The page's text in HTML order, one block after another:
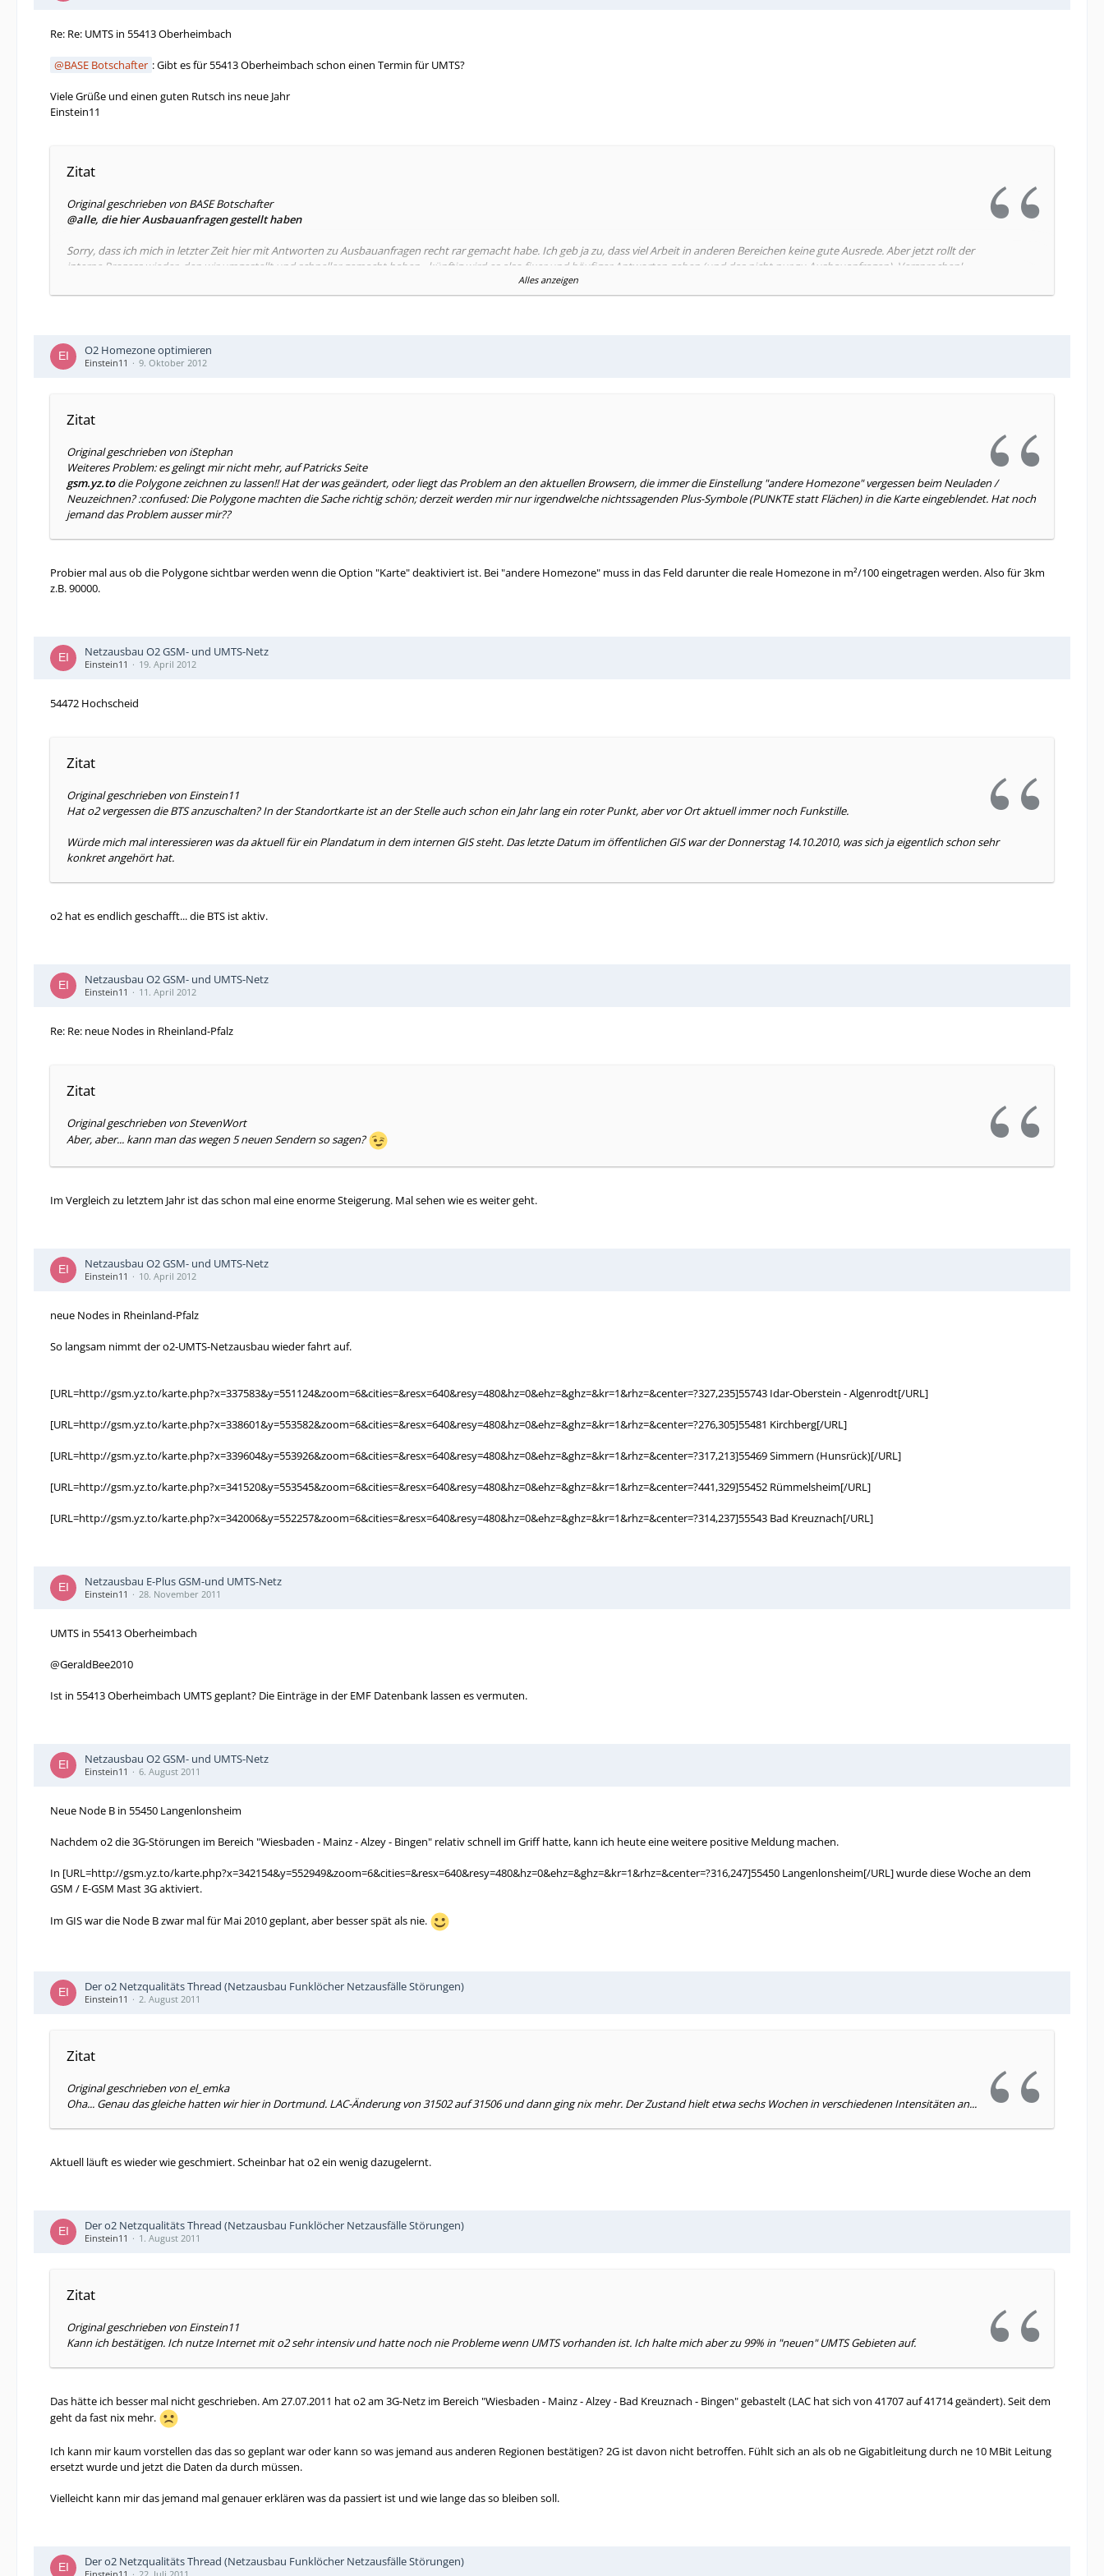
Re: Re: UMTS in 55413 Oberheimbach
BASE Botschafter : Gibt es für 55413 Oberheimbach schon einen Termin für UMTS?
Viele Grüße und einen guten Rutsch ins neue Jahr
Einstein11
Zitat
Original geschrieben von BASE Botschafter
@alle, die hier Ausbauanfragen gestellt haben
Sorry, dass ich mich in letzter Zeit hier mit Antworten zu Ausbauanfragen recht rar gemacht habe. Ich geb ja zu, dass viel Arbeit in anderen Bereichen keine gute Ausrede. Aber jetzt rollt der
interne Prozess wieder, den wir umgestellt und schneller gemacht haben - künftig wird es also fixer und häufiger Antworten geben (und das nicht nur zu Ausbauanfragen). Versprochen!
Bei dir dauert es leider noch eine Weile. Der Ausbau ist für das Jahr 2013 geplant.
Alles anzeigen
O2 Homezone optimieren
Einstein11 9. Oktober 2012
Zitat
Original geschrieben von iStephan
Weiteres Problem: es gelingt mir nicht mehr, auf Patricks Seite
gsm.yz.todie Polygone zeichnen zu lassen!! Hat der was geändert, oder liegt das Problem an den aktuellen Browsern, die immer die Einstellung "andere Homezone" vergessen beim Neuladen /
Neuzeichnen? :confused: Die Polygone machten die Sache richtig schön; derzeit werden mir nur irgendwelche nichtssagenden Plus-Symbole (PUNKTE statt Flächen) in die Karte eingeblendet. Hat noch
jemand das Problem ausser mir??
Probier mal aus ob die Polygone sichtbar werden wenn die Option "Karte" deaktiviert ist. Bei "andere Homezone" muss in das Feld darunter die reale Homezone in m²/100 eingetragen werden. Also für 3km
z.B. 90000.
Netzausbau O2 GSM- und UMTS-Netz
Einstein11 19. April 2012
54472 Hochscheid
Zitat
Original geschrieben von Einstein11
Hat o2 vergessen die BTS anzuschalten? In der Standortkarte ist an der Stelle auch schon ein Jahr lang ein roter Punkt, aber vor Ort aktuell immer noch Funkstille.
Würde mich mal interessieren was da aktuell für ein Plandatum in dem internen GIS steht. Das letzte Datum im öffentlichen GIS war der Donnerstag 14.10.2010, was sich ja eigentlich schon sehr
konkret angehört hat.
o2 hat es endlich geschafft... die BTS ist aktiv.
Netzausbau O2 GSM- und UMTS-Netz
Einstein11 11. April 2012
Re: Re: neue Nodes in Rheinland-Pfalz
Zitat
Original geschrieben von StevenWort
Aber, aber... kann man das wegen 5 neuen Sendern so sagen?
Im Vergleich zu letztem Jahr ist das schon mal eine enorme Steigerung. Mal sehen wie es weiter geht.
Netzausbau O2 GSM- und UMTS-Netz
Einstein11 10. April 2012
neue Nodes in Rheinland-Pfalz
So langsam nimmt der o2-UMTS-Netzausbau wieder fahrt auf.
[URL=http://gsm.yz.to/karte.php?x=337583&y=551124&zoom=6&cities=&resx=640&resy=480&hz=0&ehz=&ghz=&kr=1&rhz=&center=?327,235]55743 Idar-Oberstein - Algenrodt[/URL]
[URL=http://gsm.yz.to/karte.php?x=338601&y=553582&zoom=6&cities=&resx=640&resy=480&hz=0&ehz=&ghz=&kr=1&rhz=&center=?276,305]55481 Kirchberg[/URL]
[URL=http://gsm.yz.to/karte.php?x=339604&y=553926&zoom=6&cities=&resx=640&resy=480&hz=0&ehz=&ghz=&kr=1&rhz=&center=?317,213]55469 Simmern (Hunsrück)[/URL]
[URL=http://gsm.yz.to/karte.php?x=341520&y=553545&zoom=6&cities=&resx=640&resy=480&hz=0&ehz=&ghz=&kr=1&rhz=&center=?441,329]55452 Rümmelsheim[/URL]
[URL=http://gsm.yz.to/karte.php?x=342006&y=552257&zoom=6&cities=&resx=640&resy=480&hz=0&ehz=&ghz=&kr=1&rhz=&center=?314,237]55543 Bad Kreuznach[/URL]
Netzausbau E-Plus GSM-und UMTS-Netz
Einstein11 28. November 2011
UMTS in 55413 Oberheimbach
@GeraldBee2010
Ist in 55413 Oberheimbach UMTS geplant? Die Einträge in der EMF Datenbank lassen es vermuten.
Netzausbau O2 GSM- und UMTS-Netz
Einstein11 6. August 2011
Neue Node B in 55450 Langenlonsheim
Nachdem o2 die 3G-Störungen im Bereich "Wiesbaden - Mainz - Alzey - Bingen" relativ schnell im Griff hatte, kann ich heute eine weitere positive Meldung machen.
In [URL=http://gsm.yz.to/karte.php?x=342154&y=552949&zoom=6&cities=&resx=640&resy=480&hz=0&ehz=&ghz=&kr=1&rhz=&center=?316,247]55450 Langenlonsheim[/URL] wurde diese Woche an dem
GSM / E-GSM Mast 3G aktiviert.
Im GIS war die Node B zwar mal für Mai 2010 geplant, aber besser spät als nie.
Der o2 Netzqualitäts Thread (Netzausbau Funklöcher Netzausfälle Störungen)
Einstein11 2. August 2011
Zitat
Original geschrieben von el_emka
Oha... Genau das gleiche hatten wir hier in Dortmund. LAC-Änderung von 31502 auf 31506 und dann ging nix mehr. Der Zustand hielt etwa sechs Wochen in verschiedenen Intensitäten an...
Aktuell läuft es wieder wie geschmiert. Scheinbar hat o2 ein wenig dazugelernt.
Der o2 Netzqualitäts Thread (Netzausbau Funklöcher Netzausfälle Störungen)
Einstein11 1. August 2011
Zitat
Original geschrieben von Einstein11
Kann ich bestätigen. Ich nutze Internet mit o2 sehr intensiv und hatte noch nie Probleme wenn UMTS vorhanden ist. Ich halte mich aber zu 99% in "neuen" UMTS Gebieten auf.
Das hätte ich besser mal nicht geschrieben. Am 27.07.2011 hat o2 am 3G-Netz im Bereich "Wiesbaden - Mainz - Alzey - Bad Kreuznach - Bingen" gebastelt (LAC hat sich von 41707 auf 41714 geändert). Seit dem
geht da fast nix mehr.
Ich kann mir kaum vorstellen das das so geplant war oder kann so was jemand aus anderen Regionen bestätigen? 2G ist davon nicht betroffen. Fühlt sich an als ob ne Gigabitleitung durch ne 10 MBit Leitung
ersetzt wurde und jetzt die Daten da durch müssen.
Vielleicht kann mir das jemand mal genauer erklären was da passiert ist und wie lange das so bleiben soll.
Der o2 Netzqualitäts Thread (Netzausbau Funklöcher Netzausfälle Störungen)